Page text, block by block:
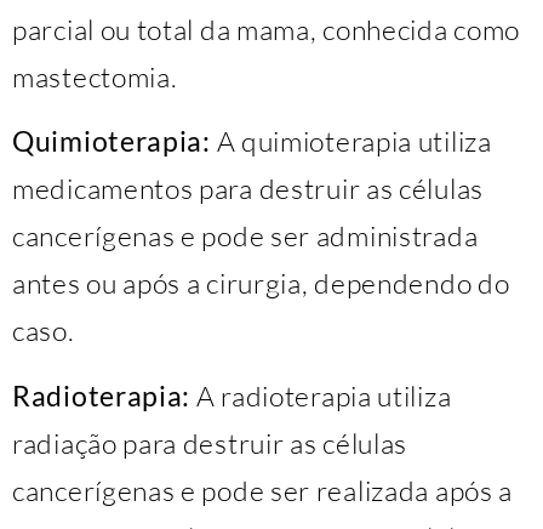
parcial ou total da mama, conhecida como
mastectomia.
Quimioterapia: A quimioterapia utiliza
medicamentos para destruir as células
cancerígenas e pode ser administrada
antes ou após a cirurgia, dependendo do
caso.
Radioterapia: A radioterapia utiliza
radiação para destruir as células
cancerígenas e pode ser realizada após a